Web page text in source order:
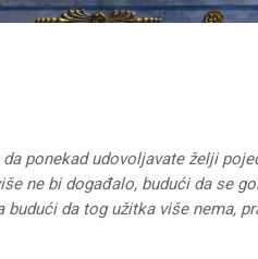
ponekad udovoljavate želji
ne bi događalo, budući da se
da tog užitka više nema,